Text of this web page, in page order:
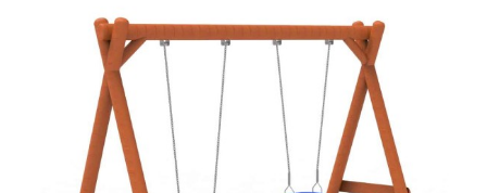
SPOR ALANLARI
REFERANSLAR